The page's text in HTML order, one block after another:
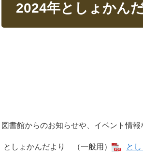
2024年としょかん
図書館からのお知らせや、イベント情
としょかんだより （一般用） と